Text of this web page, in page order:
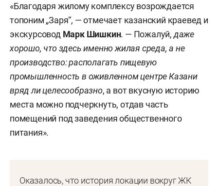
«Благодаря жилому комплексу возрождается
топоним „Заря“, — отмечает казанский краевед и
экскурсовод Марк Шишкин. — Пожалуй, даже
хорошо, что здесь именно жилая среда, а не
производство: располагать пищевую
промышленность в оживленном центре Казани
вряд ли целесообразно, а вот вкусную историю
места можно подчеркнуть, отдав часть
помещений под заведения общественного
питания».
Оказалось, что история локации вокруг ЖК